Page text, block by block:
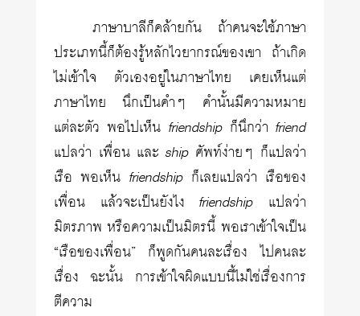
ภาษาบาลีก็คล้ายกัน ถ้าคนจะใช้ภาษา
ประเภทนี้ก็ต้องรู้หลักไวยากรณ์ของเขา ถ้าเกิด
ไม่เข้าใจ ตัวเองอยู่ในภาษาไทย เคยเห็นแต่
ภาษาไทย นึกเป็นคำๆ คำนั้นมีความหมาย
แต่ละตัว พอไปเห็น friendshipก็นึกว่า friend
แปลว่า เพื่อน และship ศัพท์ง่ายๆ ก็แปลว่า
เรือ พอเห็น friendshipก็เลยแปลว่า เรือของ
เพื่อน แล้วจะเป็นยังไงfriendship แปลว่า
มิตรภาพ หรือความเป็นมิตรนี้ พอเราเข้าใจเป็น
“เรือของเพื่อน” ก็พูดกันคนละเรื่อง ไปคนละ
เรื่อง ฉะนั้น การเข้าใจผิดแบบนี้ไม่ใช่เรื่องการ
ตีความ